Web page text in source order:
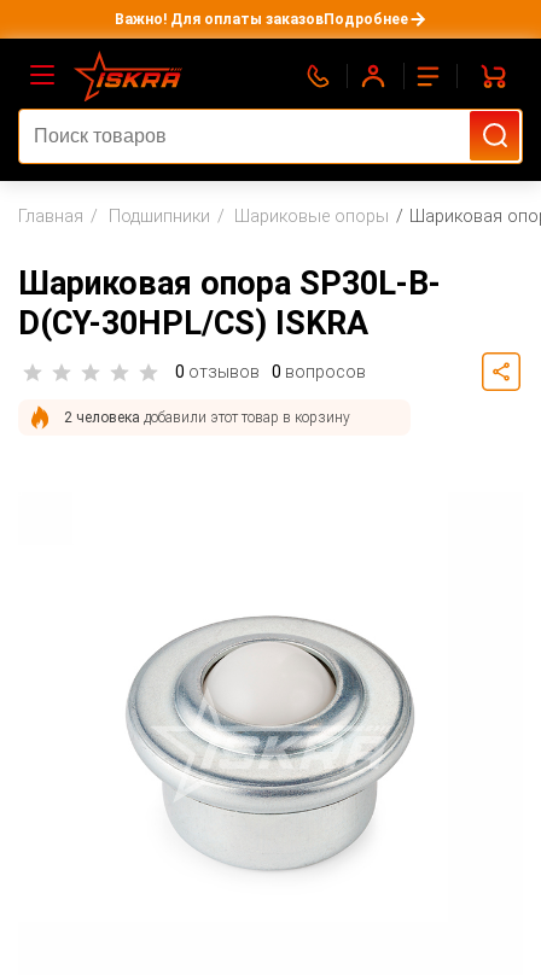
Важно! Для оплаты заказовПодробнее
Главная Подшипники Шариковые опоры Шариковая
Шариковая опора SP30L-B-
D(CY-30HPL/CS) ISKRA
0 отзывов 0 вопросов
2 человека добавили этот товар в корзину